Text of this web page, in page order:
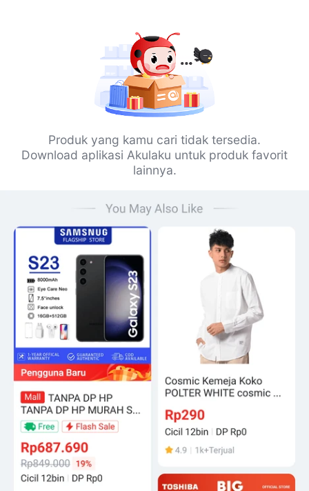
Produk yang kamu cari tidak tersedia.
Download aplikasi Akulaku untuk produk favorit
lainnya.